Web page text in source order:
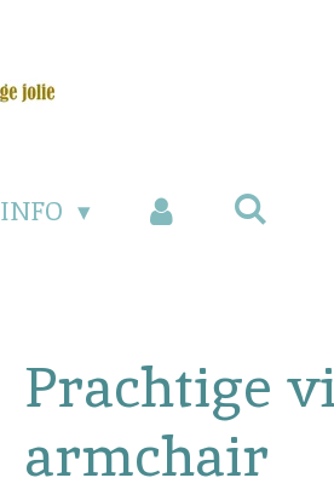
INFO
Prachtige
armchair